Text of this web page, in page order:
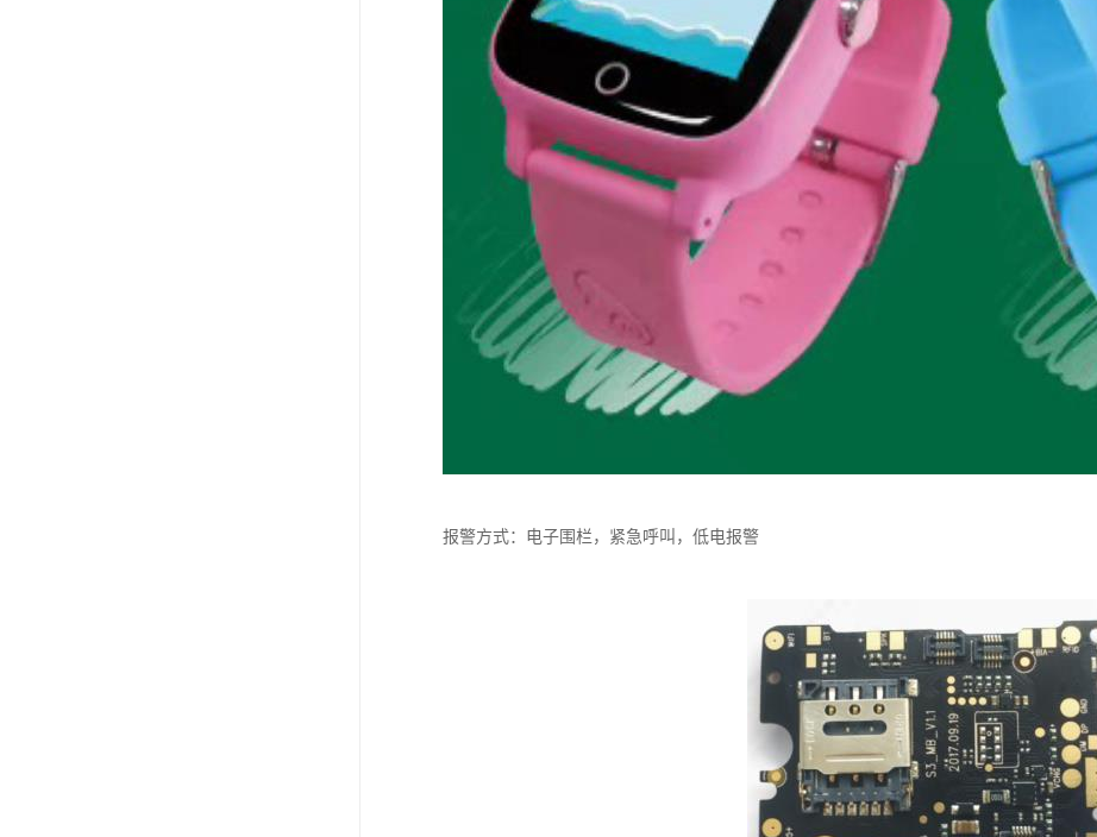
报警方式：电子围栏，紧急呼叫，低电报警